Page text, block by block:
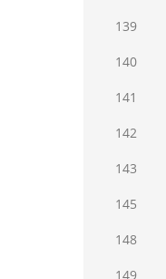
139
140
141
142
143
145
148
149